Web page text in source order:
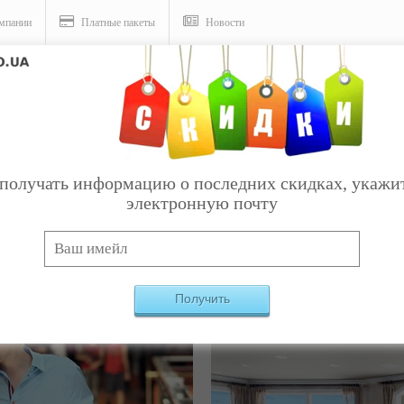
Платные пакеты Новости
ТОРГОВЫЙ ЦЕНТР В
И УСЛУГ ОТ УКРАИНСКИХ КОМПАНИЙ.
информацию о последних скидках,
электронную почту
Получить